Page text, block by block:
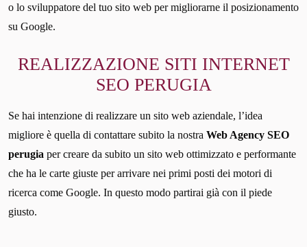
o lo sviluppatore del tuo sito web per migliorarne il posizionamento
su Google.
REALIZZAZIONE SITI INTERNET
SEO PERUGIA
Se hai intenzione di realizzare un sito web aziendale, l’idea
migliore è quella di contattare subito la nostra Web Agency SEO
perugia per creare da subito un sito web ottimizzato e performante
che ha le carte giuste per arrivare nei primi posti dei motori di
ricerca come Google. In questo modo partirai già con il piede
giusto.